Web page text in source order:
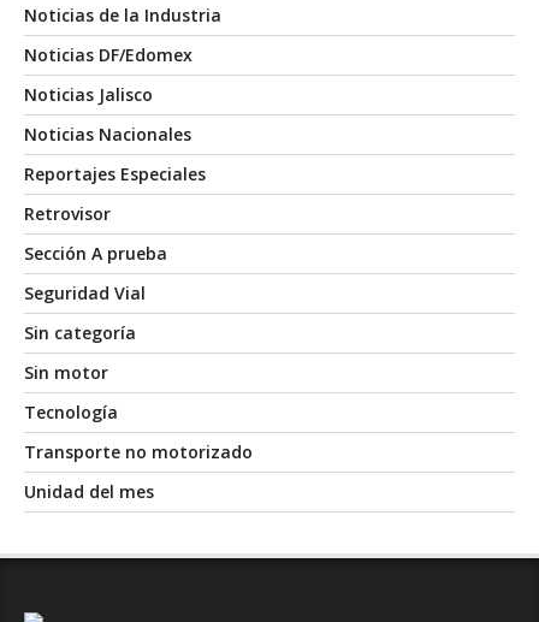
Noticias de la Industria
Noticias DF/Edomex
Noticias Jalisco
Noticias Nacionales
Reportajes Especiales
Retrovisor
Sección A prueba
Seguridad Vial
Sin categoría
Sin motor
Tecnología
Transporte no motorizado
Unidad del mes